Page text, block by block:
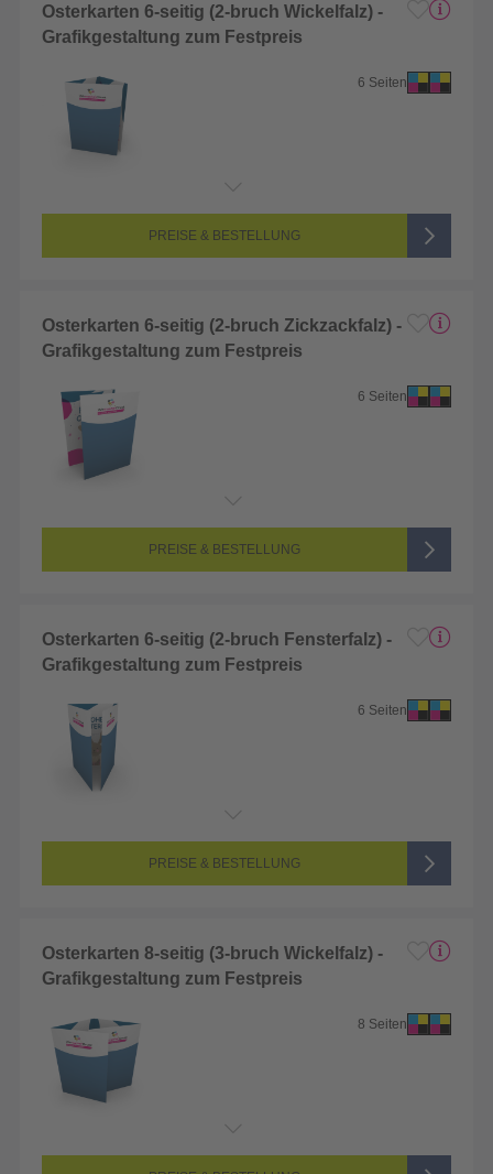
Osterkarten 6-seitig (2-bruch Wickelfalz) -
Grafikgestaltung zum Festpreis
6 Seiten
PREISE & BESTELLUNG
Osterkarten 6-seitig (2-bruch Zickzackfalz) -
Grafikgestaltung zum Festpreis
6 Seiten
PREISE & BESTELLUNG
Osterkarten 6-seitig (2-bruch Fensterfalz) -
Grafikgestaltung zum Festpreis
6 Seiten
PREISE & BESTELLUNG
Osterkarten 8-seitig (3-bruch Wickelfalz) -
Grafikgestaltung zum Festpreis
8 Seiten